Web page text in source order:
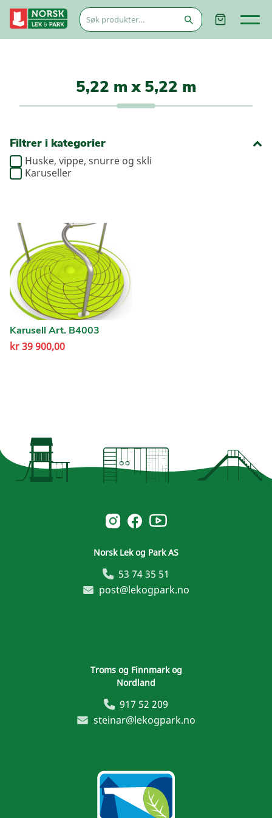
Søk
etter:
5,22 m x 5,22 m
Filtrer i kategorier
Huske, vippe, snurre og skli
Karuseller
Karusell Art. B4003
kr39 900,00
Norsk Leg & Park instagram
Norsk Leg & Park facebook
Norsk Leg & Park youtube
Norsk Lek og Park AS
53 74 35 51
post@lekogpark.no
Troms og Finnmark og
Nordland
917 52 209
steinar@lekogpark.no